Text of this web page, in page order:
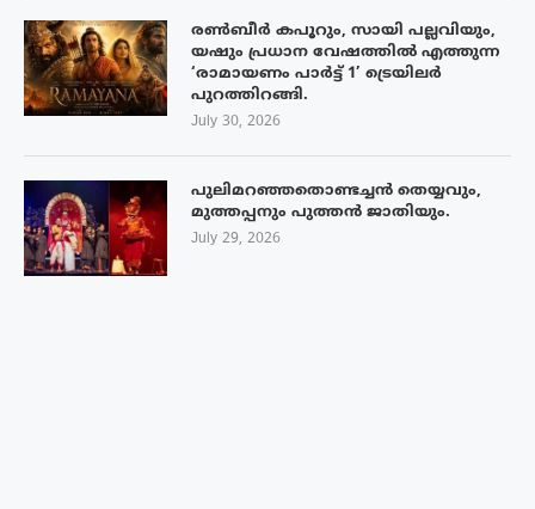
രൺബീർ കപൂറും, സായി പല്ലവിയും,
യഷും പ്രധാന വേഷത്തിൽ എത്തുന്ന
‘രാമായണം പാർട്ട് 1’ ട്രെയിലർ
പുറത്തിറങ്ങി.
July 30, 2026
പുലിമറഞ്ഞതൊണ്ടച്ചൻ തെയ്യവും,
മുത്തപ്പനും പുത്തൻ ജാതിയും.
July 29, 2026